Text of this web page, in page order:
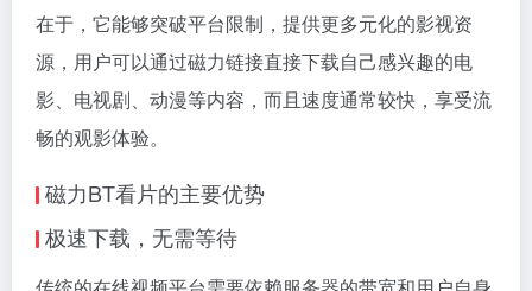
在于，它能够突破平台限制，提供更多元化的影视资
源，用户可以通过磁力链接直接下载自己感兴趣的电
影、电视剧、动漫等内容，而且速度通常较快，享受流
畅的观影体验。
磁力BT看片的主要优势
极速下载，无需等待